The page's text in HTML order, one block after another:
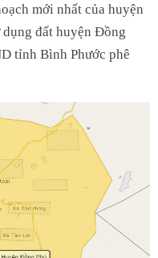
mới nhất của huyện
đất huyện Đồng
tỉnh Bình Phước phê